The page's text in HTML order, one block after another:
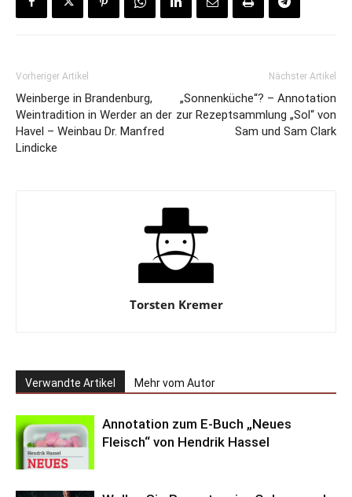
Vorheriger Artikel
Weinberge in Brandenburg,
Weintradition in Werder an der
Havel – Weinbau Dr. Manfred
Lindicke
Nächster Artikel
„Sonnenküche“? – Annotation
zur Rezeptsammlung „Sol“ von
Sam und Sam Clark
Torsten Kremer
Verwandte Artikel Mehr vom Autor
Annotation zum E-Buch „Neues
Fleisch“ von Hendrik Hassel